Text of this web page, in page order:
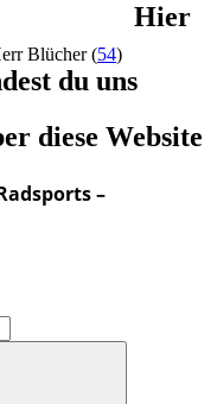
Blücher(54)
Hier
du uns
diese Website
–